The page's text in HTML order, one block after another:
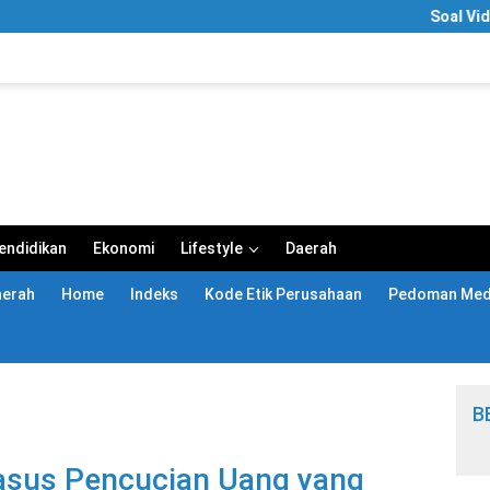
Soal Video “Segar
Ekonomi Lifestyle Daerah
Home Indeks Kode Etik Perusahaan Pedoman
Pencucian Uang yang